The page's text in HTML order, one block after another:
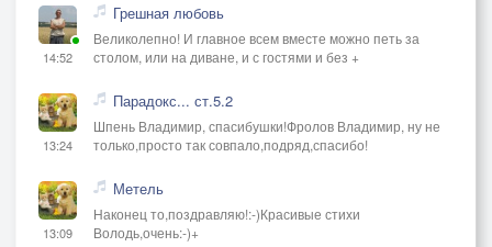
14:52
Грешная любовь
Великолепно! И главное всем вместе можно петь за
столом, или на диване, и с гостями и без +
13:24
Парадокс... ст.5.2
Шпень Владимир, спасибушки!Фролов Владимир, ну не
только,просто так совпало,подряд,спасибо!
13:09
Метель
Наконец то,поздравляю!:-)Красивые стихи
Володь,очень:-)+